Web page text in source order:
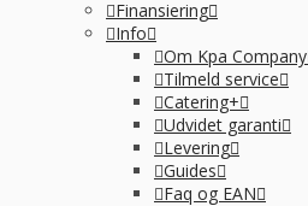
Finansiering
Info
Om Kpa Company
Tilmeld service
Catering+
Udvidet garanti
Levering
Guides
Faq og EAN